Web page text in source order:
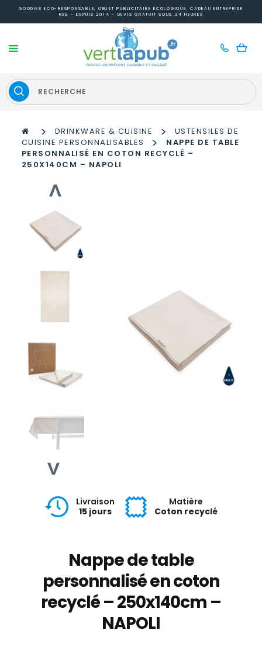
GOODIES ECO-RESPONSABLE, OBJET PUBLICITAIRE ÉCOLOGIQUE, CADEAU ENTREPRISE
RSE - DEPUIS 2014 - DEVIS GRATUIT SOUS 24 HEURES
> DRINKWARE & CUISINE >
USTENSILES DE
CUISINE PERSONNALISABLES
>
NAPPE DE TABLE
PERSONNALISÉ EN COTON RECYCLÉ –
250X140CM – NAPOLI
Livraison
15 jours
Matière
Coton recyclé
Nappe de table
personnalisé en coton
recyclé – 250x140cm –
NAPOLI